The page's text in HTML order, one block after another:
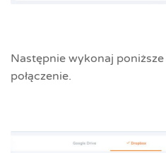
Następnie wykonaj
połączenie.